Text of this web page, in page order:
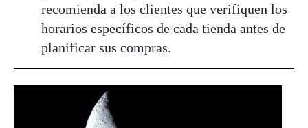
recomienda a los clientes que verifiquen los
horarios específicos de cada tienda antes de
planificar sus compras.